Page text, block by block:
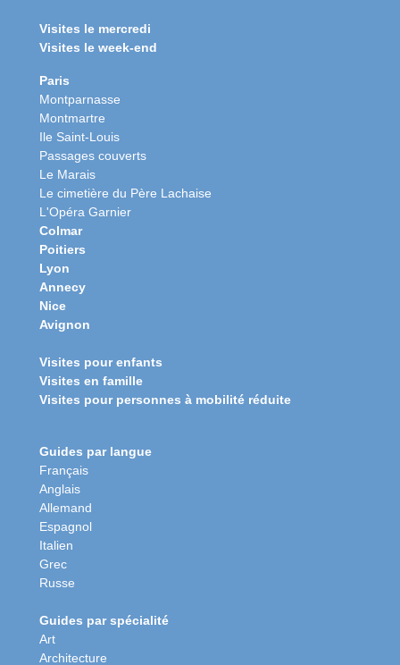
Visites le mercredi
Visites le week-end
Paris
Montparnasse
Montmartre
Ile Saint-Louis
Passages couverts
Le Marais
Le cimetière du Père Lachaise
L'Opéra Garnier
Colmar
Poitiers
Lyon
Annecy
Nice
Avignon
Visites pour enfants
Visites en famille
Visites pour personnes à mobilité réduite
Guides par langue
Français
Anglais
Allemand
Espagnol
Italien
Grec
Russe
Guides par spécialité
Art
Architecture